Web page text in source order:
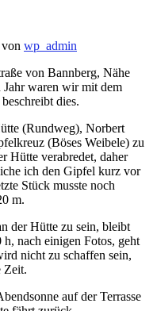
von wp_admin
von Bannberg, Nähe
waren wir mit dem
dies.
(Rundweg), Norbert
(Böses Weibele) zu
Hütte verabredet, daher
ich den Gipfel kurz vor
Stück musste noch
m.
der Hütte zu sein, bleibt
nach einigen Fotos, geht
nicht zu schaffen sein,
Zeit.
auf der Terrasse